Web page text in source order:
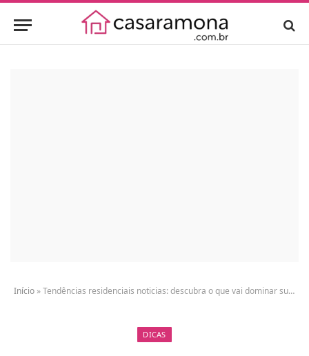
Início »Tendências residenciais noticias: descubra o que vai dominar sua casa em 2024
DICAS